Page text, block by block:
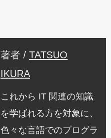
著者 / TATSUO
IKURA
これから IT 関連の知識
を学ばれる方を対象に、
色々な言語でのプログラ